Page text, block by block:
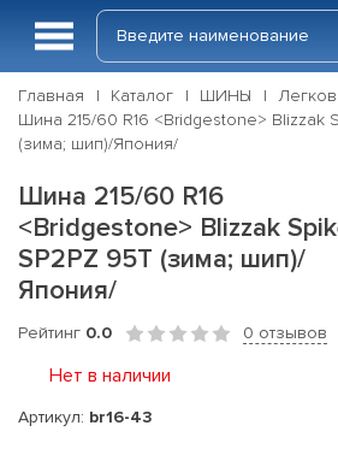
Главная Каталог ШИНЫ
Шина 215/60 R16 <Bridgestone> Blizzak
(зима; шип)/Япония/
Шина 215/60 R16
<Bridgestone> Blizzak
SP2PZ 95T (зима; шип)/
Япония/
Рейтинг 0.0 0 отзывов
Нет в наличии
Артикул: br16-43